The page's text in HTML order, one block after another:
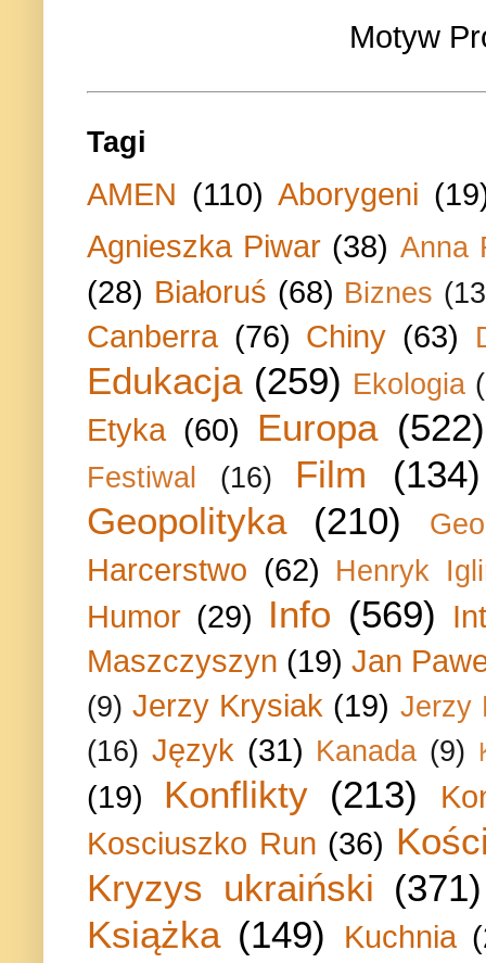
Motyw
Tagi
AMEN (110) Aborygeni
Agnieszka Piwar (38) Anna
(28) Białoruś (68) Biznes
Canberra (76) Chiny (63)
Edukacja (259) Ekologia
Etyka (60) Europa (522)
Festiwal (16) Film
(134)
Geopolityka
(210)
Harcerstwo (62) Henryk
Humor (29) Info (569)
Maszczyszyn (19) Jan
(9) Jerzy Krysiak (19) Jerzy
(16) Język (31) Kanada (9)
(19) Konflikty (213)
Kosciuszko Run (36)
Kryzys ukraiński (371)
Książka (149) Kuchnia